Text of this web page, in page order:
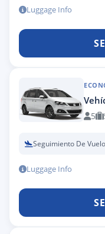
Luggage Info
5
Seguimiento De
Luggage Info